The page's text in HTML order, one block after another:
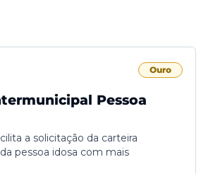
Ouro
Pessoa
a solicitação da carteira
pessoa idosa com mais